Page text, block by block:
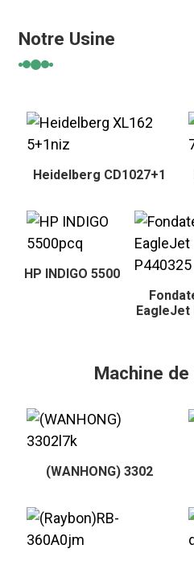
Notre Usine
Heidelberg CD1027+1
HP INDIGO 5500
EagleJet
Machine
(WANHONG) 3302